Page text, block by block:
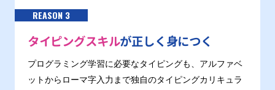
REASON 3
タイピングスキルが正しく身につく
プログラミング学習に必要なタイピングも、アルファベ
ットからローマ字入力まで独自のタイピングカリキュラ